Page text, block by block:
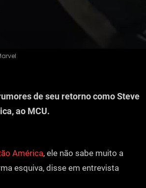
de seu retorno como Steve
ao MCU.
América, ele não sabe muito a
esquiva, disse em entrevista